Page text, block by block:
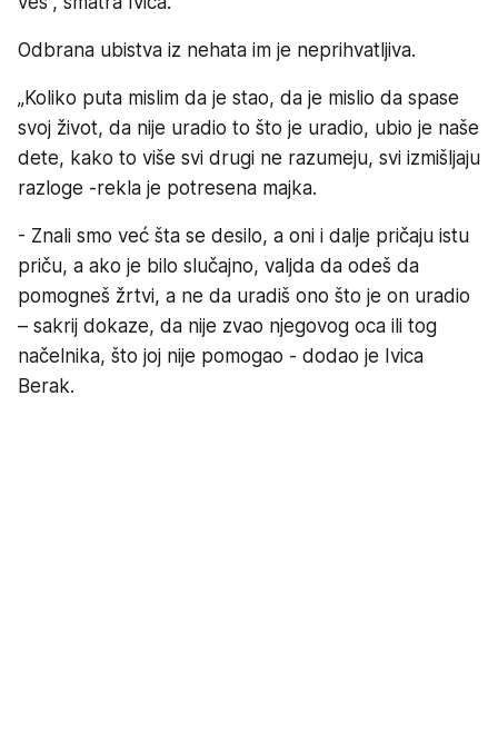
Odbrana ubistva iz nehata im je neprihvatljiva.
„Koliko puta mislim da je stao, da je mislio da spase
svoj život, da nije uradio to što je uradio, ubio je naše
dete, kako to više svi drugi ne razumeju, svi izmišljaju
razloge -rekla je potresena majka.
- Znali smo već šta se desilo, a oni i dalje pričaju istu
priču, a ako je bilo slučajno, valjda da odeš da
pomogneš žrtvi, a ne da uradiš ono što je on uradio
– sakrij dokaze, da nije zvao njegovog oca ili tog
načelnika, što joj nije pomogao - dodao je Ivica
Berak.